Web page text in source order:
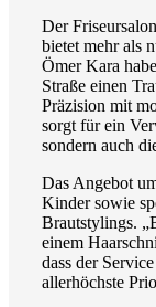
Der
bietet mehr als
Ömer Kara
Straße einen
Präzision mit
sorgt für ein
sondern auch
Das Angebot
Kinder sowie
Brautstylings.
einem
dass der
allerhöchste